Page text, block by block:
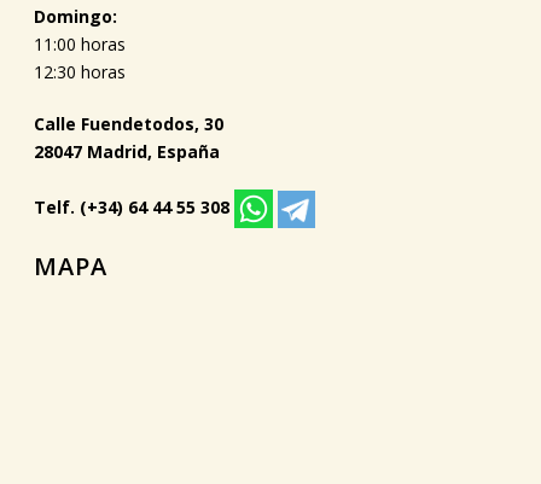
Domingo:
11:00 horas
12:30 horas
Calle Fuendetodos, 30
28047 Madrid, España
Telf. (+34) 64 44 55 308
MAPA